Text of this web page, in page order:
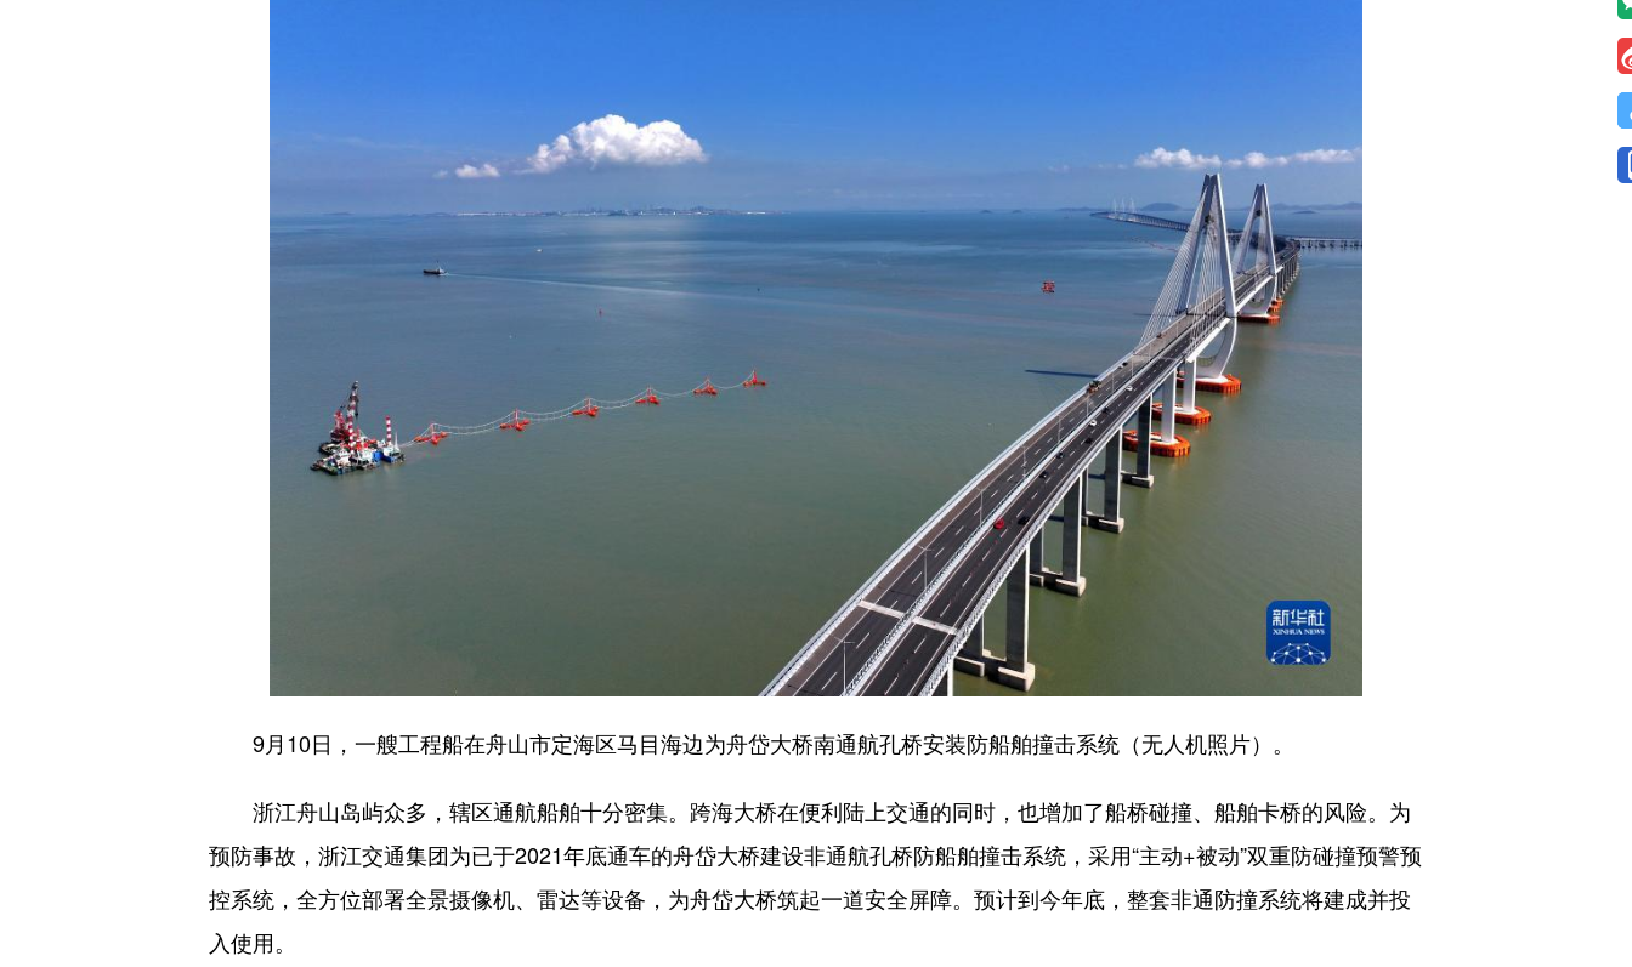
9月10日，一艘工程船在舟山市定海区马目海边为舟岱大桥南通航孔桥安装防船舶撞击系统（无人机照片）。
浙江舟山岛屿众多，辖区通航船舶十分密集。跨海大桥在便利陆上交通的同时，也增加了船桥碰撞、船舶卡桥的风险。为
预防事故，浙江交通集团为已于2021年底通车的舟岱大桥建设非通航孔桥防船舶撞击系统，采用“主动+被动”双重防碰撞预警预
控系统，全方位部署全景摄像机、雷达等设备，为舟岱大桥筑起一道安全屏障。预计到今年底，整套非通防撞系统将建成并投
入使用。